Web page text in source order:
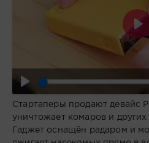
Стартаперы продают девайс
уничтожает комаров и
Гаджет оснащён радаром и